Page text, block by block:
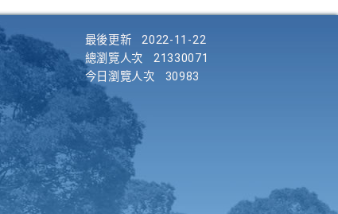
最後更新
2022-11-22
總瀏覽人次
21330071
今日瀏覽人次
30983